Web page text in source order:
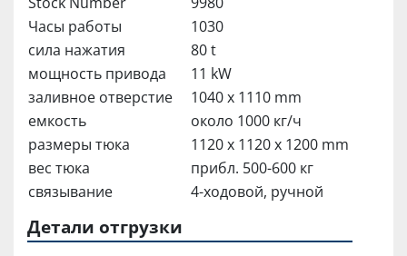
Часы работы
1030
сила нажатия
80 t
мощность привода
11 kW
заливное отверстие
1040 x 1110 mm
емкость
около 1000 кг/ч
размеры тюка
1120 x 1120 x 1200 mm
вес тюка
прибл. 500-600 кг
связывание
4-ходовой, ручной
Детали отгрузки